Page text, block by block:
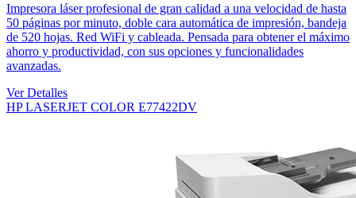
Impresora láser profesional de gran calidad a una velocidad de hasta
50 páginas por minuto, doble cara automática de impresión, bandeja
de 520 hojas. Red WiFi y cableada. Pensada para obtener el máximo
ahorro y productividad, con sus opciones y funcionalidades
avanzadas.
Ver Detalles
HP LASERJET COLOR E77422DV